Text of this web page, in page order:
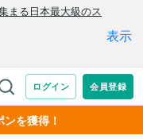
を獲得！